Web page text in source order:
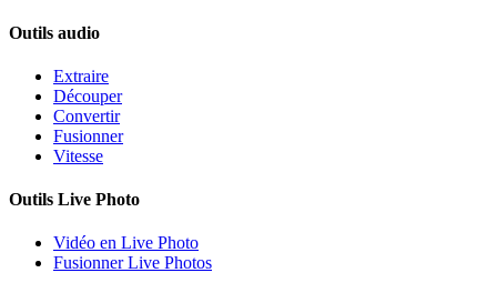
Outils audio
Extraire
Découper
Convertir
Fusionner
Vitesse
Outils Live Photo
Vidéo en Live Photo
Fusionner Live Photos